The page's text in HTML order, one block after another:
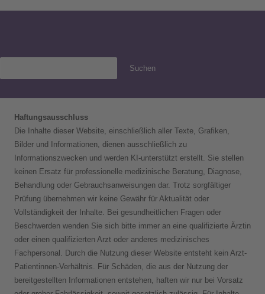
Suchen
Haftungsausschluss
Die Inhalte dieser Website, einschließlich aller Texte, Grafiken,
Bilder und Informationen, dienen ausschließlich zu
Informationszwecken und werden KI-unterstützt erstellt. Sie stellen
keinen Ersatz für professionelle medizinische Beratung, Diagnose,
Behandlung oder Gebrauchsanweisungen dar. Trotz sorgfältiger
Prüfung übernehmen wir keine Gewähr für Aktualität oder
Vollständigkeit der Inhalte. Bei gesundheitlichen Fragen oder
Beschwerden wenden Sie sich bitte immer an eine qualifizierte Ärztin
oder einen qualifizierten Arzt oder anderes medizinisches
Fachpersonal. Durch die Nutzung dieser Website entsteht kein Arzt-
Patientinnen-Verhältnis. Für Schäden, die aus der Nutzung der
bereitgestellten Informationen entstehen, haften wir nur bei Vorsatz